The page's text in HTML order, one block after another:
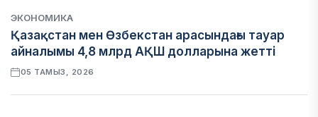
ЭКОНОМИКА
Қазақстан мен Өзбекстан арасындағы тауар
айналымы 4,8 млрд АҚШ долларына жетті
05 ТАМЫЗ, 2026